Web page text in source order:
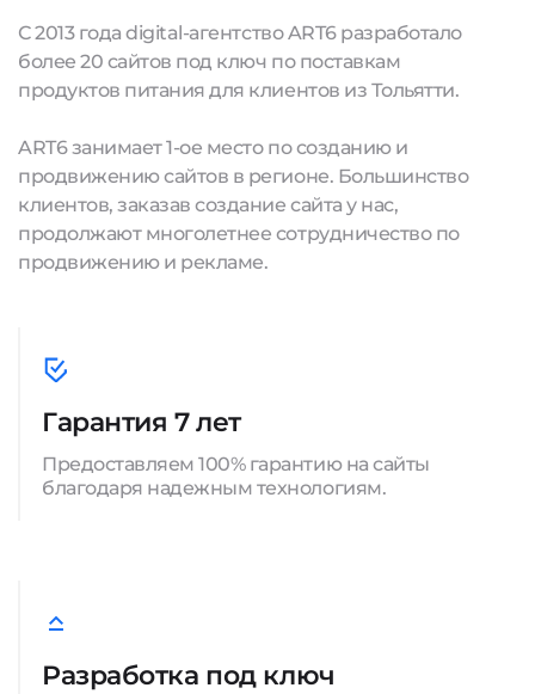
С 2013 года digital-агентство ART6 разработало
более 20 сайтов под ключ по поставкам
продуктов питания для клиентов из Тольятти.
ART6 занимает 1-ое место по созданию и
продвижению сайтов в регионе. Большинство
клиентов, заказав создание сайта у нас,
продолжают многолетнее сотрудничество по
продвижению и рекламе.
Гарантия 7 лет
Предоставляем 100% гарантию на сайты
благодаря надежным технологиям.
Разработка под ключ